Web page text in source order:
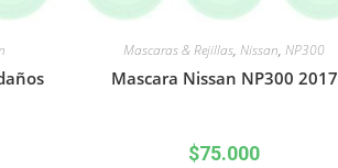
Mascaras & Rejillas, Nissan, NP300
Mascara Nissan NP300 2017
$75.000